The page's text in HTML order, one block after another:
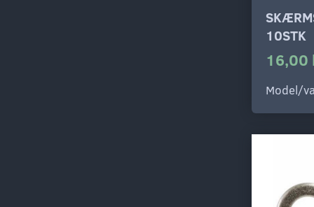
10STK
16,00
Model/